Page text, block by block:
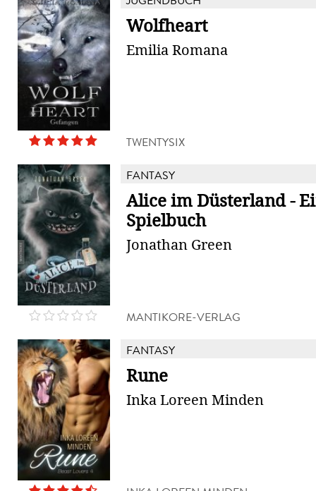
Wolfheart
Emilia Romana
TWENTYSIX
FANTASY
Alice im Düsterland -
Spielbuch
Jonathan Green
MANTIKORE-VERLAG
FANTASY
Rune
Inka Loreen Minden